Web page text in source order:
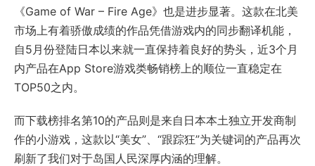
《Game of War – Fire Age》也是进步显著。这款在北美
市场上有着骄傲成绩的作品凭借游戏内的同步翻译机能，
自5月份登陆日本以来就一直保持着良好的势头，近3个月
内产品在App Store游戏类畅销榜上的顺位一直稳定在
TOP50之内。
而下载榜排名第10的产品则是来自日本本土独立开发商制
作的小游戏，这款以“美女”、“跟踪狂”为关键词的产品再次
刷新了我们对于岛国人民深厚内涵的理解。